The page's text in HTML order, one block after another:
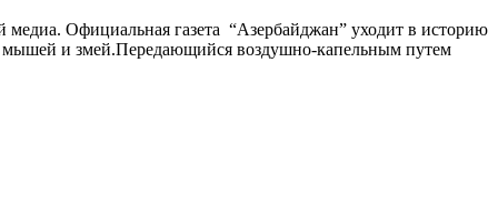
Официальная газета “Aзербайджан” уходит в историю
мышей и змей.Передающийся воздушно-капельным путем